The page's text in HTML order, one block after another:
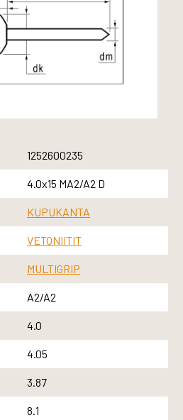
1252600235
4.0x15 MA2/A2 D
KUPUKANTA
VETONIITIT
MULTIGRIP
A2/A2
4.0
4.05
3.87
8.1